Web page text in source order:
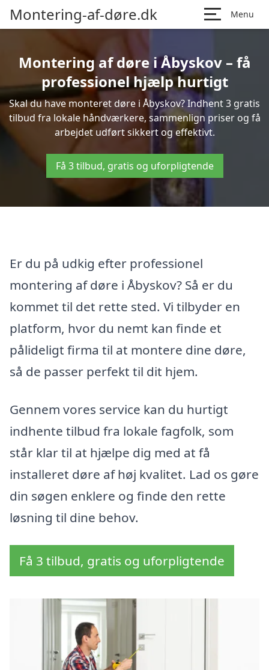
Montering-af-døre.dk Menu
Montering af døre i Åbyskov – få
professionel hjælp hurtigt
Skal du have monteret døre i Åbyskov? Indhent 3 gratis
tilbud fra lokale håndværkere, sammenlign priser og få
arbejdet udført sikkert og effektivt.
Få 3 tilbud, gratis og uforpligtende
Er du på udkig efter professionel
montering af døre i Åbyskov? Så er du
kommet til det rette sted. Vi tilbyder en
platform, hvor du nemt kan finde et
pålideligt firma til at montere dine døre,
så de passer perfekt til dit hjem.
Gennem vores service kan du hurtigt
indhente tilbud fra lokale fagfolk, som
står klar til at hjælpe dig med at få
installeret døre af høj kvalitet. Lad os gøre
din søgen enklere og finde den rette
løsning til dine behov.
Få 3 tilbud, gratis og uforpligtende